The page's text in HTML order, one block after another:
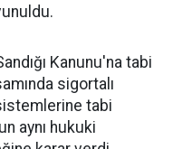
Kanunu'na tabi
sigortalı
tabi
aynı hukuki